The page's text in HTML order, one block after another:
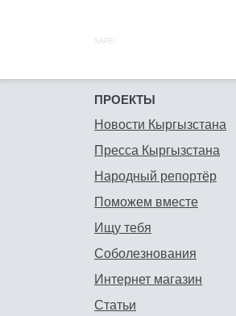
SAPE:
ПРОЕКТЫ
Новости Кыргызстана
Пресса Кыргызстана
Народный репортёр
Поможем вместе
Ищу тебя
Соболезнования
Интернет магазин
Статьи